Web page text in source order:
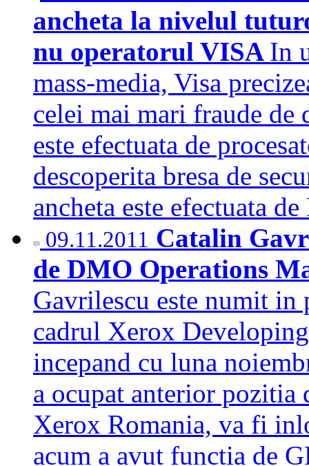
ancheta la nivelul
nu operatorul VISA In
mass-media, Visa
celei mai mari fraude de
este efectuata de
descoperita bresa de
ancheta este efectuata
09.11.2011 Catalin
de DMO Operations
Gavrilescu este numit in
cadrul Xerox
incepand cu luna
a ocupat anterior pozitia
Xerox Romania, va fi
acum a avut functia de